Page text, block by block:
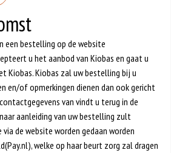
een bestelling op de website
u het aanbod van Kiobas en gaat u
Kiobas. Kiobas zal uw bestelling bij u
en/of opmerkingen dienen dan ook gericht
van vindt u terug in de
aanleiding van uw bestelling zult
de website worden gedaan worden
welke op haar beurt zorg zal dragen